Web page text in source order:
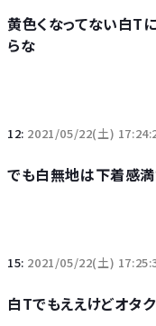
黄色くなってない白T
らな
12: 2021/05/22(土)
でも白無地は下着感
15: 2021/05/22(土)
白Tでもええけどオタ